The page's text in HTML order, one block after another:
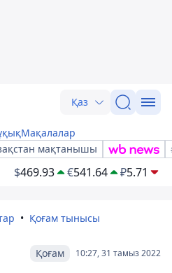
Қаз
Мақалалар
мақтанышы
$469.93 €541.64 ₽5.71
Қоғам тынысы
10:27, 31 тамыз 2022
Қоғам